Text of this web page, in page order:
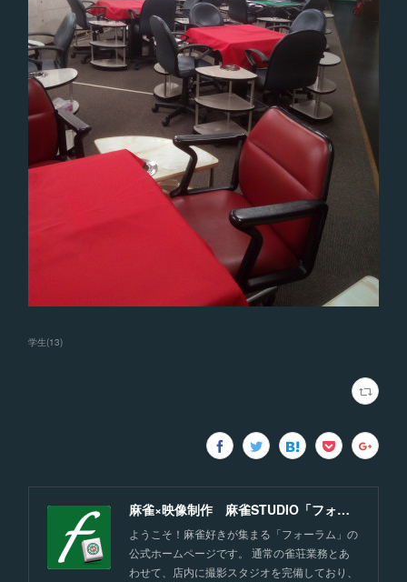
学生(13)
麻雀×映像制作 麻雀STUDIO「フォーラム」福岡
ようこそ！麻雀好きが集まる「フォーラム」の
公式ホームページです。 通常の雀荘業務とあ
わせて、店内に撮影スタジオを完備しており、